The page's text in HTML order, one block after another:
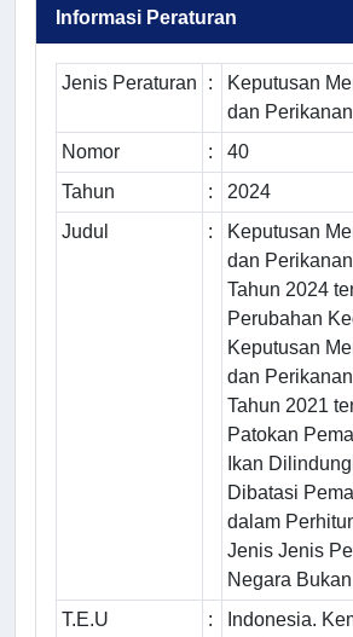
Informasi Peraturan
Jenis Peraturan :
Keputusan
dan Perikanan
Nomor
:
40
Tahun
:
2024
Judul
:
Keputusan
dan
Tahun 2024
Perubahan
Keputusan
dan
Tahun 2021
Patokan
Ikan
Dibatasi
dalam
Jenis Jenis
Negara
T.E.U
:
Indonesia.